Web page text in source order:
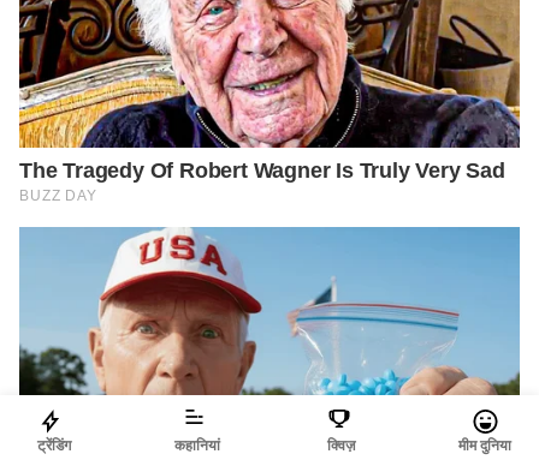
ट्रेंडिंग कहानियां क्विज़ मीम दुनिया